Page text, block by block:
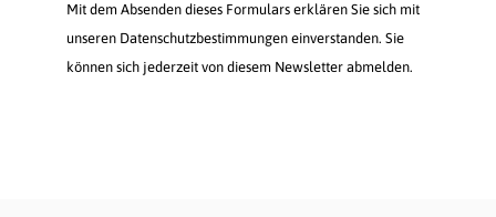
Mit dem Absenden dieses Formulars erklären Sie sich mit
unseren Datenschutzbestimmungen einverstanden. Sie
können sich jederzeit von diesem Newsletter abmelden.